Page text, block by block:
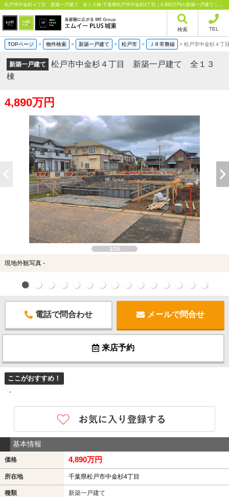
松戸市中金杉４丁目 新築一戸建て 全１３棟 千葉県松戸市中金杉4丁目｜4,890万円の新築一戸建て｜分譲住宅や新築物件｜エムイーPLUS城東株式会社
検索 TEL
TOPページ > 物件検索 > 新築一戸建て > 松戸市 > ＪＲ常磐線 > 松戸市中金杉４
新築一戸建て
松戸市中金杉４丁目 新築一戸建て 全１３
棟
4,890万円
1/15
現地外観写真 -
電話で問合わせ メールで問合せ
来店予約
ここがおすすめ！
-
基本情報
価格 4,890万円
所在地 千葉県松戸市中金杉4丁目
種類 新築一戸建て